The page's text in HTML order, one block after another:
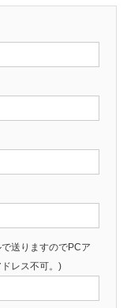
送りますのでPCア
レス不可。)